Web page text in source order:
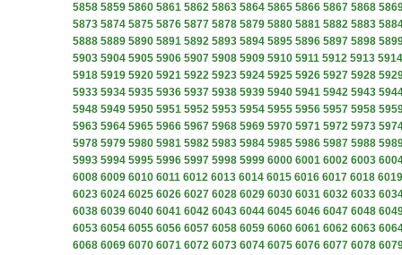
5858 5859 5860 5861 5862 5863 5864 5865 5866 5867 5868
5873 5874 5875 5876 5877 5878 5879 5880 5881 5882 5883
5888 5889 5890 5891 5892 5893 5894 5895 5896 5897 5898
5903 5904 5905 5906 5907 5908 5909 5910 5911 5912 5913 5914
5918 5919 5920 5921 5922 5923 5924 5925 5926 5927 5928
5933 5934 5935 5936 5937 5938 5939 5940 5941 5942 5943
5948 5949 5950 5951 5952 5953 5954 5955 5956 5957 5958
5963 5964 5965 5966 5967 5968 5969 5970 5971 5972 5973
5978 5979 5980 5981 5982 5983 5984 5985 5986 5987 5988
5993 5994 5995 5996 5997 5998 5999 6000 6001 6002 6003
6008 6009 6010 6011 6012 6013 6014 6015 6016 6017 6018 6019
6023 6024 6025 6026 6027 6028 6029 6030 6031 6032 6033
6038 6039 6040 6041 6042 6043 6044 6045 6046 6047 6048
6053 6054 6055 6056 6057 6058 6059 6060 6061 6062 6063
6068 6069 6070 6071 6072 6073 6074 6075 6076 6077 6078